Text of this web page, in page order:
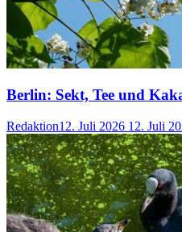
Berlin: Sekt, Tee und
Redaktion12. Juli 2026 12. Juli